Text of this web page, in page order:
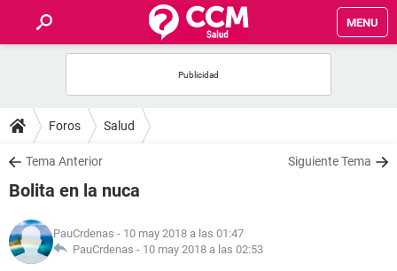
MENU
FOROS
SALUD
NUTRICIÓN
Foros Salud
Tema Anterior Siguiente Tema
Bolita en la nuca
PauCrdenas - 10 may 2018 a las 01:47
PauCrdenas - 10 may 2018 a las 02:53